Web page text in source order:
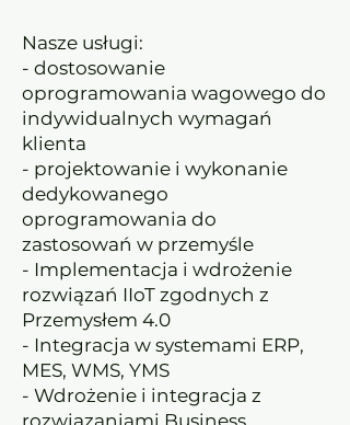
Nasze usługi:
- dostosowanie
oprogramowania wagowego do
indywidualnych wymagań
klienta
- projektowanie i wykonanie
dedykowanego
oprogramowania do
zastosowań w przemyśle
- Implementacja i wdrożenie
rozwiązań IIoT zgodnych z
Przemysłem 4.0
- Integracja w systemami ERP,
MES, WMS, YMS
- Wdrożenie i integracja z
rozwiązaniami Business